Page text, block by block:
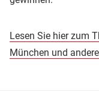
Lesen Sie hier zum
München und